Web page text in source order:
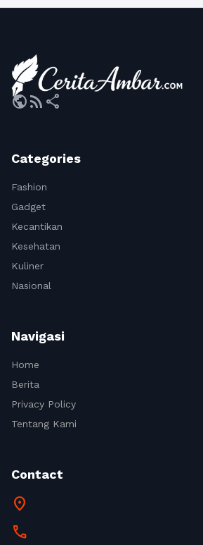
publicrss_feed share
Categories
Fashion
Gadget
Kecantikan
Kesehatan
Kuliner
Nasional
Navigasi
Home
Berita
Privacy Policy
Tentang Kami
Contact
location_on
call